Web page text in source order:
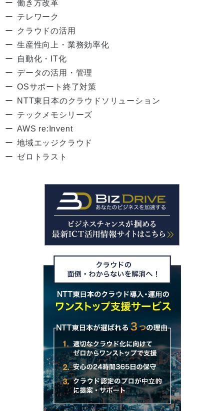
働き方改革
テレワーク
クラウドの活用
生産性向上・業務効率化
自動化・IT化
データの活用・管理
OSサポート終了対策
NTT東日本のクラウドソリューション
テックメモシリーズ
AWS re:Invent
地域エッジクラウド
ゼロトラスト